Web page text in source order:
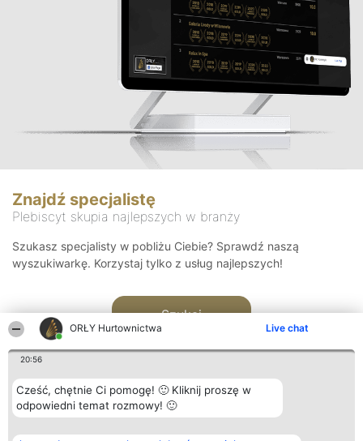
ORŁY Hurtownictwa Live chat
20:56
Cześć, chętnie Ci pomogę! 🙂 Kliknij proszę w
odpowiedni temat rozmowy! 🙂
Znajdź specjalistę
Plebiscyt skupia najlepszych w branży
Szukasz specjalisty w pobliżu Ciebie? Sprawdź naszą
wyszukiwarkę. Korzystaj tylko z usług najlepszych!
Szukaj
Organizator plebiscytu Plebiscyt Kontakt